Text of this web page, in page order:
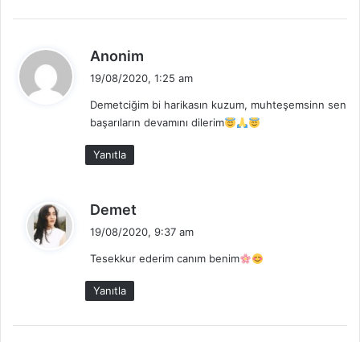
Anonim
e
i
k
19/08/2020, 1:25 am
Demetciğim bi harikasın kuzum, muhteşemsinn sen
başarıların devamını dilerim
Yanıtla
Demet
e
19/08/2020, 9:37 am
Tesekkur ederim canım benim
Yanıtla